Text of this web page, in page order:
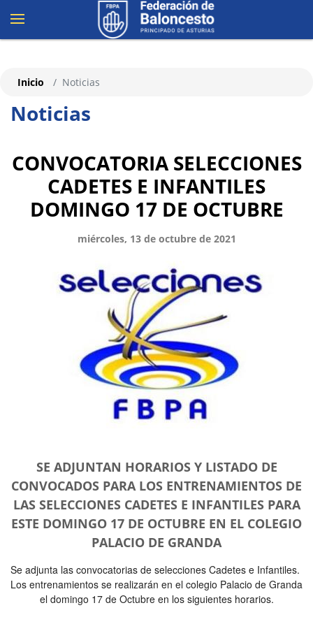
Noticias
Inicio Noticias
CONVOCATORIA SELECCIONES
CADETES E INFANTILES
DOMINGO 17 DE OCTUBRE
miércoles, 13 de octubre de 2021
SE ADJUNTAN HORARIOS Y LISTADO DE
CONVOCADOS PARA LOS ENTRENAMIENTOS DE
LAS SELECCIONES CADETES E INFANTILES PARA
ESTE DOMINGO 17 DE OCTUBRE EN EL COLEGIO
PALACIO DE GRANDA
Se adjunta las convocatorias de selecciones Cadetes e Infantiles.
Los entrenamientos se realizarán en el colegio Palacio de Granda
el domingo 17 de Octubre en los siguientes horarios.